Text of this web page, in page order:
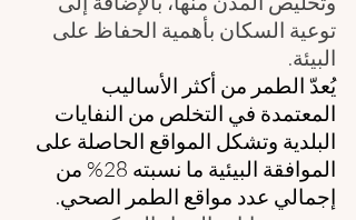
توعية السكان بأهمية الحفاظ على
البيئة.
يُعدّ الطمر من أكثر الأساليب
المعتمدة في التخلص من النفايات
البلدية وتشكل المواقع الحاصلة على
الموافقة البيئية ما نسبته 28% من
إجمالي عدد مواقع الطمر الصحي.